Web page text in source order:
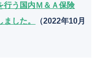
行う国内Ｍ＆Ａ保険
ました。
（2022年10月